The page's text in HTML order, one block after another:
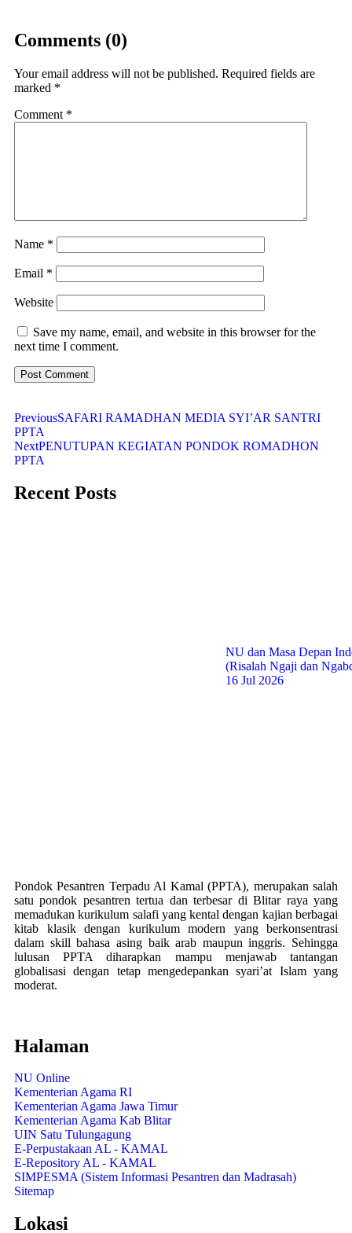
Comments (0)
Your email address will not be published. Required fields are
marked *
Comment *
Name *
Email *
Website
Save my name, email, and website in this browser for the
next time I comment.
PreviousSAFARI RAMADHAN MEDIA SYI’AR SANTRI
PPTA
NextPENUTUPAN KEGIATAN PONDOK ROMADHON
PPTA
Recent Posts
NU dan Masa Depan
(Risalah Ngaji dan
16 Jul 2026
Pondok Pesantren Terpadu Al Kamal (PPTA), merupakan salah
satu pondok pesantren tertua dan terbesar di Blitar raya yang
memadukan kurikulum salafi yang kental dengan kajian berbagai
kitab klasik dengan kurikulum modern yang berkonsentrasi
dalam skill bahasa asing baik arab maupun inggris. Sehingga
lulusan PPTA diharapkan mampu menjawab tantangan
globalisasi dengan tetap mengedepankan syari’at Islam yang
moderat.
Halaman
NU Online
Kementerian Agama RI
Kementerian Agama Jawa Timur
Kementerian Agama Kab Blitar
UIN Satu Tulungagung
E-Perpustakaan AL - KAMAL
E-Repository AL - KAMAL
SIMPESMA (Sistem Informasi Pesantren dan Madrasah)
Sitemap
Lokasi